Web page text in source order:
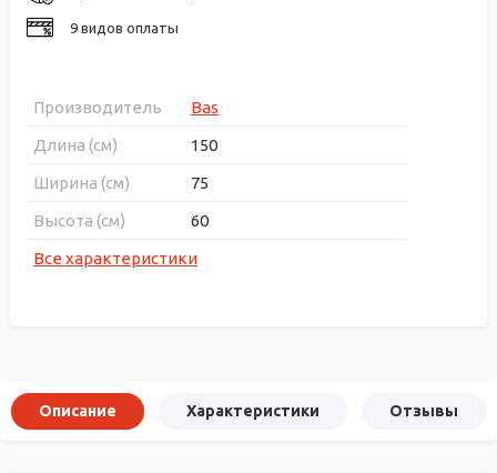
9 видов оплаты
Производитель
Bas
Длина (см)
150
Ширина (см)
75
Высота (см)
60
Все характеристики
Описание Характеристики Отзывы